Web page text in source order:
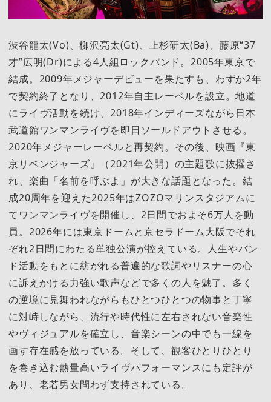
渋谷龍太(Vo)、柳沢亮太(Gt)、上杉研太(Ba)、藤原“37
才”広明(Dr)による4人組ロックバンド。2005年東京で
結成。2009年メジャーデビューを果たすも、わずか2年
で契約終了となり、2012年自主レーベルを設立。地道
にライヴ活動を続け、2018年インディーズながら日本
武道館ワンマンライヴを即日ソールドアウトさせる。
2020年メジャーレーベルと再契約。その後、映画『東
京リベンジャーズ』（2021年公開）の主題歌に抜擢さ
れ、楽曲「名前を呼ぶよ」が大きな話題となった。結
成20周年を迎えた2025年はZOZOマリンスタジアムに
てワンマンライヴを開催し、2日間でおよそ6万人を動
員。2026年には東京ドームと京セラドーム大阪でそれ
ぞれ2日間にわたる単独公演が控えている。人生やバン
ド活動をもとに紡がれる普遍的な歌詞やリスナーの心
に訴えかける力強い歌声などで多くの人を魅了。多く
の逆境に見舞われながらもひとつひとつの物事と丁寧
に対峙しながら、流行や時代性に左右されない音楽性
やヴィジュアルを確立し、音楽シーンの中でも一線を
画す存在感を放っている。そして、観客ひとりひとり
を巻き込む熱量高いライヴパフォーマンスにも定評が
あり、老若男女問わず支持されている。